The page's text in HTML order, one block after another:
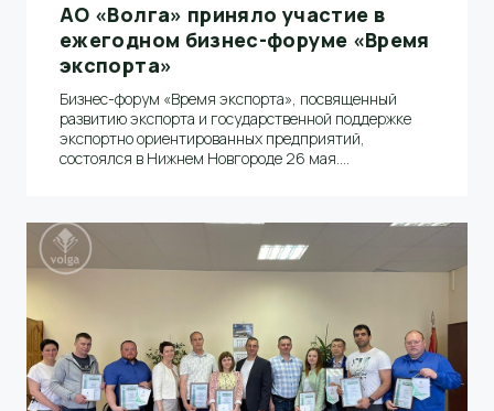
АО «Волга» приняло участие в
ежегодном бизнес-форуме «Время
экспорта»
Бизнес-форум «Время экспорта», посвященный
развитию экспорта и государственной поддержке
экспортно ориентированных предприятий,
состоялся в Нижнем Новгороде 26 мая.
Заместитель генерального директора – директор по
экономике и финансам Сергей Ломакин выступил на
заседании экспортного совета при Губернаторе
Нижегородской области и стал модератором
Пленарного заседания «Основные тенденции